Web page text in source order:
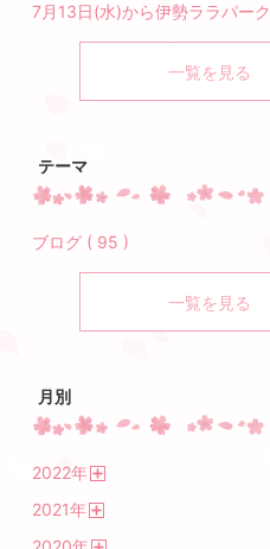
7月13日(水)から伊勢ララパーク
一覧を見る
テーマ
ブログ ( 95 )
一覧を見る
月別
2022年
2021年